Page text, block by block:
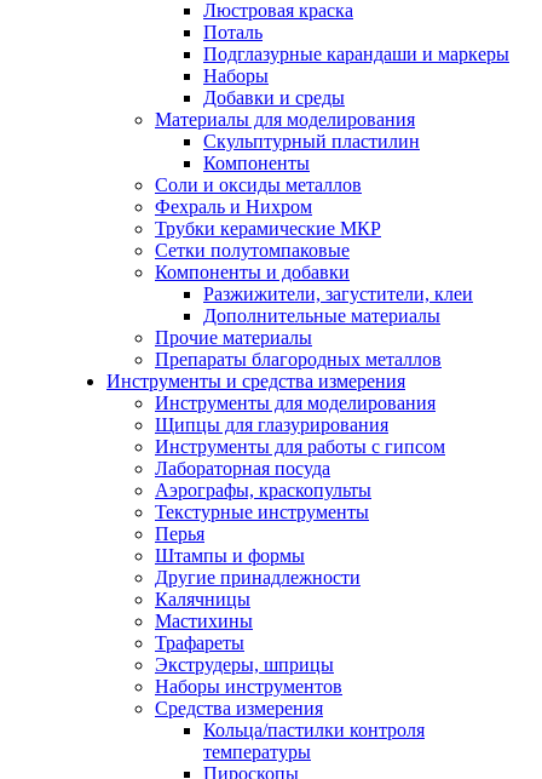
Люстровая краска
Поталь
Подглазурные карандаши и маркеры
Наборы
Добавки и среды
Материалы для моделирования
Скульптурный пластилин
Компоненты
Соли и оксиды металлов
Фехраль и Нихром
Трубки керамические МКР
Сетки полутомпаковые
Компоненты и добавки
Разжижители, загустители, клеи
Дополнительные материалы
Прочие материалы
Препараты благородных металлов
Инструменты и средства измерения
Инструменты для моделирования
Щипцы для глазурирования
Инструменты для работы с гипсом
Лабораторная посуда
Аэрографы, краскопульты
Текстурные инструменты
Перья
Штампы и формы
Другие принадлежности
Калячницы
Мастихины
Трафареты
Экструдеры, шприцы
Наборы инструментов
Средства измерения
Кольца/пастилки контроля
температуры
Пироскопы